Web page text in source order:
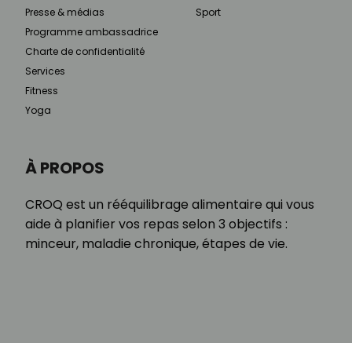
À PROPOS
CROQ est un rééquilibrage alimentaire qui vous
aide à planifier vos repas selon 3 objectifs :
minceur, maladie chronique, étapes de vie.
Presse & médias
Programme ambassadrice
Charte de confidentialité
Services
Fitness
Yoga
Sport